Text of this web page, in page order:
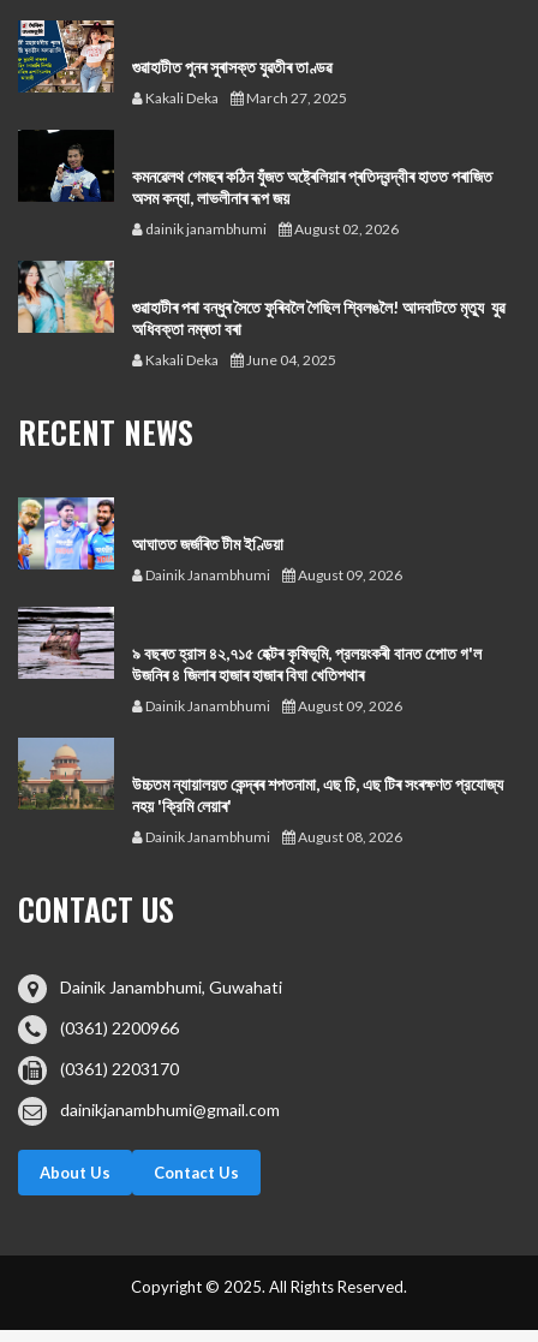
গুৱাহাটীত পুনৰ সুৰাসক্ত যুৱতীৰ তাণ্ডৱ
Kakali Deka March 27, 2025
কমনৱেলথ গেমছৰ কঠিন যুঁজত অষ্ট্ৰেলিয়াৰ প্ৰতিদ্বন্দ্বীৰ হাতত পৰাজিত
অসম কন্যা, লাভলীনাৰ ৰূপ জয়
dainik janambhumi August 02, 2026
গুৱাহাটীৰ পৰা বন্ধুৰ সৈতে ফুৰিবলৈ গৈছিল শ্বিলঙলৈ! আদবাটতে মৃত্যু যুৱ
অধিবক্তা নম্ৰতা বৰা
Kakali Deka June 04, 2025
RECENT NEWS
আঘাতত জৰ্জৰিত টীম ইণ্ডিয়া
Dainik Janambhumi August 09, 2026
৯ বছৰত হ্রাস ৪২,৭১৫ হেক্টৰ কৃষিভূমি, প্রলয়ংকৰী বানত পোেত গ'ল
উজনিৰ ৪ জিলাৰ হাজাৰ হাজাৰ বিঘা খেতিপথাৰ
Dainik Janambhumi August 09, 2026
উচ্চতম ন্যায়ালয়ত কেন্দ্ৰৰ শপতনামা, এছ চি, এছ টিৰ সংৰক্ষণত প্রযোজ্য
নহয় 'ক্রিমি লেয়াৰ'
Dainik Janambhumi August 08, 2026
CONTACT US
Dainik Janambhumi, Guwahati
(0361) 2200966
(0361) 2203170
dainikjanambhumi@gmail.com
About Us Contact Us
Copyright © 2025. All Rights Reserved.